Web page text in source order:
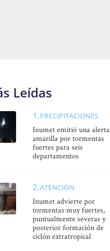
Leídas
PRECIPITACIONES
Inumet emitió una alerta
amarilla por tormentas
fuertes para seis
departamentos
ATENCIÓN
Inumet advierte por
tormentas muy fuertes,
puntualmente severas y
posterior formación de
ciclón extratropical